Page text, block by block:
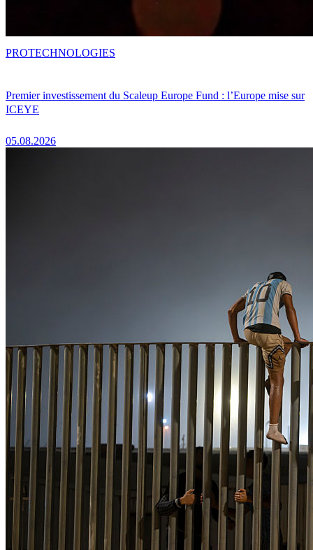
Premier investissement du Scaleup Europe Fund : l’Europe mise sur
ICEYE
05.08.2026
PROTECHNOLOGIES